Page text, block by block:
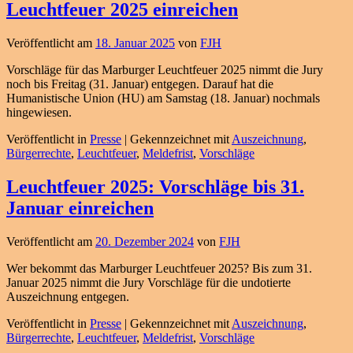
Leuchtfeuer 2025 einreichen
Veröffentlicht am 18. Januar 2025 von FJH
Vorschläge für das Marburger Leuchtfeuer 2025 nimmt die Jury
noch bis Freitag (31. Januar) entgegen. Darauf hat die
Humanistische Union (HU) am Samstag (18. Januar) nochmals
hingewiesen.
Veröffentlicht in Presse | Gekennzeichnet mit Auszeichnung,
Bürgerrechte, Leuchtfeuer, Meldefrist, Vorschläge
Leuchtfeuer 2025: Vorschläge bis 31.
Januar einreichen
Veröffentlicht am 20. Dezember 2024 von FJH
Wer bekommt das Marburger Leuchtfeuer 2025? Bis zum 31.
Januar 2025 nimmt die Jury Vorschläge für die undotierte
Auszeichnung entgegen.
Veröffentlicht in Presse | Gekennzeichnet mit Auszeichnung,
Bürgerrechte, Leuchtfeuer, Meldefrist, Vorschläge